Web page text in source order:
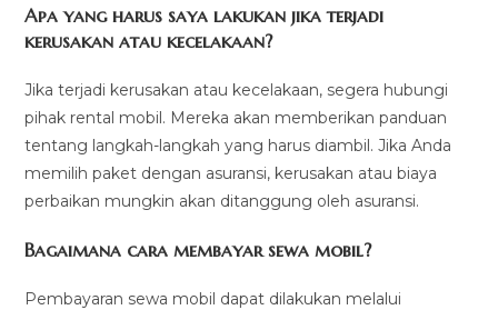
Apa yang harus saya lakukan jika terjadi
kerusakan atau kecelakaan?
Jika terjadi kerusakan atau kecelakaan, segera hubungi
pihak rental mobil. Mereka akan memberikan panduan
tentang langkah-langkah yang harus diambil. Jika Anda
memilih paket dengan asuransi, kerusakan atau biaya
perbaikan mungkin akan ditanggung oleh asuransi.
Bagaimana cara membayar sewa mobil?
Pembayaran sewa mobil dapat dilakukan melalui